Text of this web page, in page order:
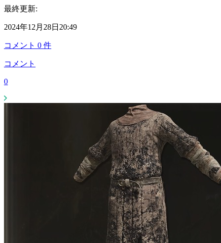
最終更新:
2024年12月28日20:49
コメント 0 件
コメント
0